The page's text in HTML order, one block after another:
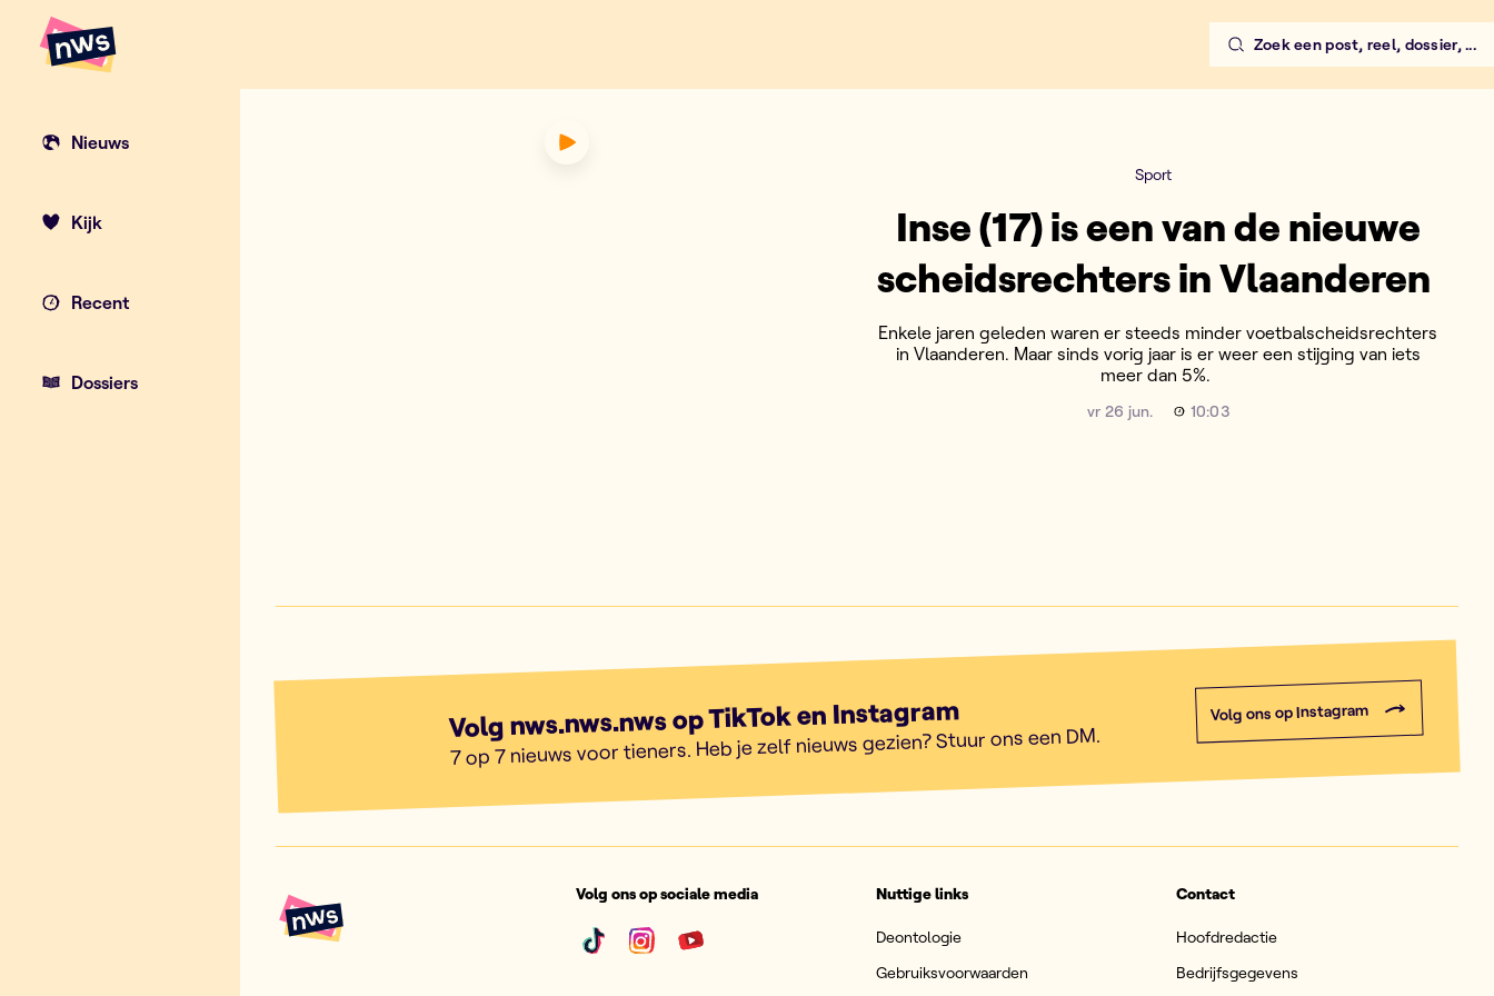
Zoek een post, reel, dossier, ...
Nieuws
Kijk
Recent
Dossiers
Inse (17) is een van de nieuwe scheidsrechters in Vlaanderen
Sport
Inse (17) is een van de nieuwe
scheidsrechters in Vlaanderen
Enkele jaren geleden waren er steeds minder voetbalscheidsrechters
in Vlaanderen. Maar sinds vorig jaar is er weer een stijging van iets
meer dan 5%.
vr 26 jun. 10:03
Volg nws.nws.nws op TikTok en Instagram
7 op 7 nieuws voor tieners. Heb je zelf nieuws gezien? Stuur ons een DM.
Volg ons op Instagram
Volg ons op sociale media Nuttige links
Deontologie
Gebruiksvoorwaarden
Contact
Hoofdredactie
Bedrijfsgegevens